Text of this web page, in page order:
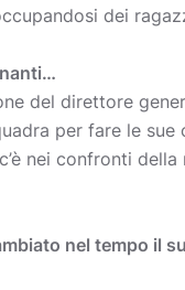
dei
del direttore
per fare le sue
nei confronti della
nel tempo il